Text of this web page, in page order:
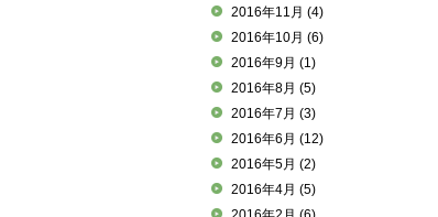
2016年11月 (4)
2016年10月 (6)
2016年9月 (1)
2016年8月 (5)
2016年7月 (3)
2016年6月 (12)
2016年5月 (2)
2016年4月 (5)